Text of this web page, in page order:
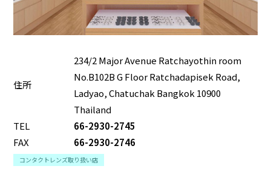
住所
234/2 Major Avenue Ratchayothin room
No.B102B G Floor Ratchadapisek Road,
Ladyao, Chatuchak Bangkok 10900
Thailand
TEL
66-2930-2745
FAX
66-2930-2746
コンタクトレンズ取り扱い店